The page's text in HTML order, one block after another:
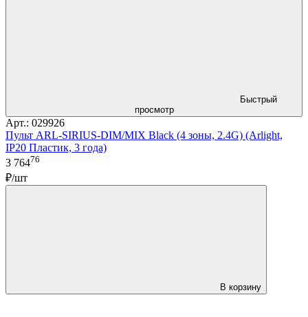
Быстрый
просмотр
Арт.: 029926
Пульт ARL-SIRIUS-DIM/MIX Black (4 зоны, 2.4G) (Arlight,
IP20 Пластик, 3 года)
3 76476
₽/шт
В корзину